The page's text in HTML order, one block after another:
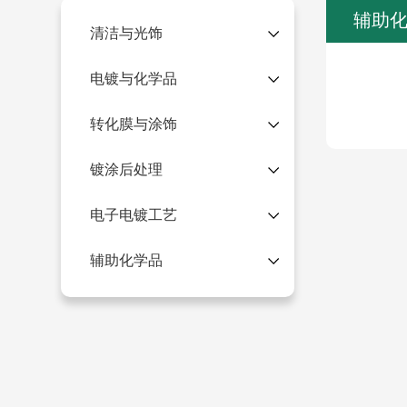
清洁与光饰
电镀与化学品
转化膜与涂饰
镀涂后处理
电子电镀工艺
辅助化学品
辅助